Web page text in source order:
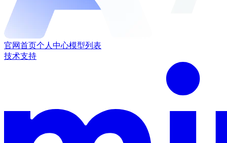
官网首页个人中心模型列表
技术支持